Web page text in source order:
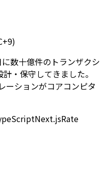
数十億件のトランザクシ
・保守してきました。
ーションがコアコンピタ
Next.jsRate